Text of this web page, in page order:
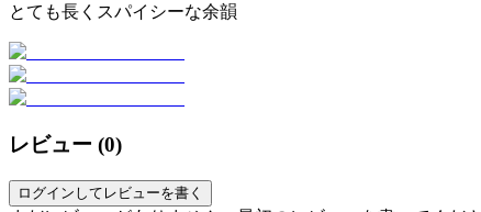
とても長くスパイシーな余韻
レビュー (0)
ログインしてレビューを書く